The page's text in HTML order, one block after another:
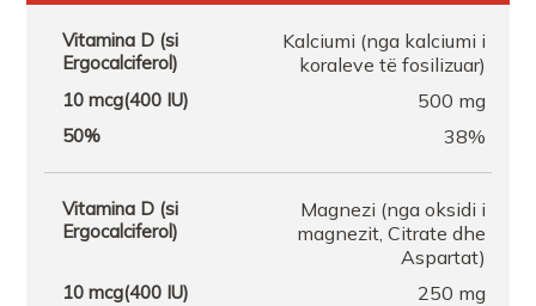
Kalciumi (nga kalciumi i
koraleve të fosilizuar)
500 mg
38%
Magnezi (nga oksidi i
magnezit, Citrate dhe
Aspartat)
250 mg